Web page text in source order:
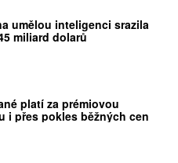
umělou inteligenci srazila
miliard dolarů
platí za prémiovou
i přes pokles běžných cen